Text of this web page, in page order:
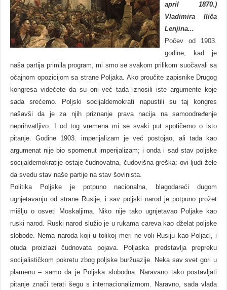
april 1870.)
Vladimira Iliča
Lenjina...
Počev od 1903.
godine, kad je
naša partija primila program, mi smo se svakom prilikom suočavali sa
očajnom opozicijom sa strane Poljaka. Ako proučite zapisnike Drugog
kongresa videćete da su oni već tada iznosili iste argumente koje
sada srećemo. Poljski socijaldemokrati napustili su taj kongres
našavši da je za njih priznanje prava nacija na samoodređenje
neprihvatljivo. I od tog vremena mi se svaki put spotičemo o isto
pitanje. Godine 1903. imperijalizam je već postojao, ali tada kao
argumenat nije bio spomenut imperijalizam; i onda i sad stav poljske
socijaldemokratije ostaje čudnovatna, čudovišna greška: ovi ljudi žele
da svedu stav naše partije na stav šovinista.
Politika Poljske je potpuno nacionalna, blagodareći dugom
ugnjetavanju od strane Rusije, i sav poljski narod je potpuno prožet
mišlju o osveti Moskaljima. Niko nije tako ugnjetavao Poljake kao
ruski narod. Ruski narod služio je u rukama careva kao dželat poljske
slobode. Nema naroda koji u tolikoj meri ne voli Rusiju kao Poljaci, i
otuda proizlazi čudnovata pojava. Poljaska predstavlja prepreku
socijalističkom pokretu zbog poljske buržuazije. Neka sav svet gori u
plamenu – samo da je Poljska slobodna. Naravano tako postavljati
pitanje znači terati šegu s internacionalizmom. Naravno, sada vlada